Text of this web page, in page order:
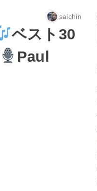
saichin
ベスト30
Paul